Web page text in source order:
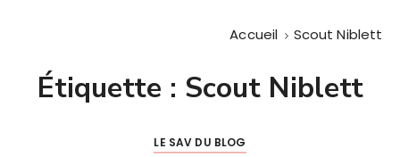
Accueil Scout Niblett
Étiquette : Scout Niblett
LE SAV DU BLOG